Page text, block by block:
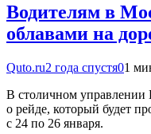
Водителям в
облавами на
Quto.ru2 года спустя01
В столичном управлении
о рейде, который будет
с 24 по 26 января.